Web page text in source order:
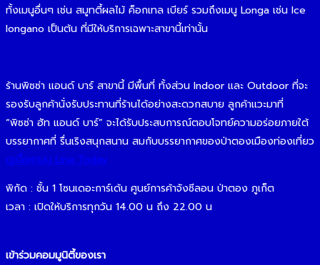
ทั้งเมนูอื่นๆ เช่น สมูทตี้ผลไม้ ค็อกเทล เบียร์ รวมถึงเมนู Longa เช่น Ice
longano เป็นต้น ที่มีให้บริการเฉพาะสาขานี้เท่านั้น
ร้านพิซซ่า แอนด์ บาร์ สาขานี้ มีพื้นที่ ทั้งส่วน Indoor และ Outdoor ที่จะ
รองรับลูกค้านั่งรับประทานที่ร้านได้อย่างสะดวกสบาย ลูกค้าแวะมาที่
“พิซซ่า ฮัท แอนด์ บาร์” จะได้รับประสบการณ์ตอบโจทย์ความอร่อยภายใต้
บรรยากาศที่ รื่นเริงสนุกสนาน สมกับบรรยากาศของป่าตองเมืองท่องเที่ยว
ดูเนื้อหาบน Line Today
พิกัด : ชั้น 1 โซนเดอะการ์เด้น ศูนย์การค้าจังซีลอน ป่าตอง ภูเก็ต
เวลา : เปิดให้บริการทุกวัน 14.00 น ถึง 22.00 น
เข้าร่วมคอมมูนิตี้ของเรา